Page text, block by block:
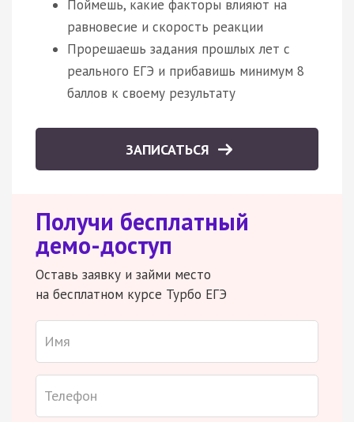
Поймешь, какие факторы влияют на
равновесие и скорость реакции
Прорешаешь задания прошлых лет с
реального ЕГЭ и прибавишь минимум 8
баллов к своему результату
ЗАПИСАТЬСЯ
Получи бесплатный
демо-доступ
Оставь заявку и займи место
на бесплатном курсе Турбо ЕГЭ